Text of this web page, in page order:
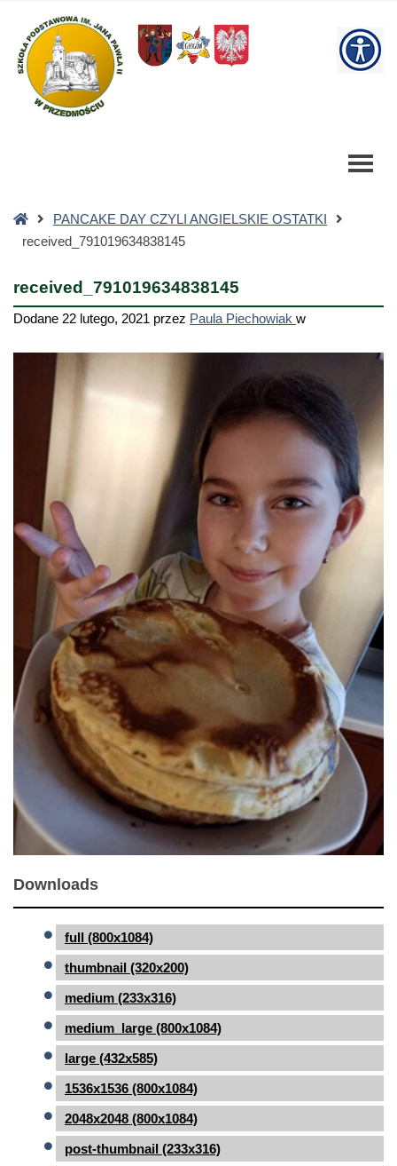
Szkoła
Podstawowa
Strona
główna
PANCAKE DAY CZYLI ANGIELSKIE OSTATKI
received_791019634838145
received_791019634838145
Dodane 22 lutego, 2021 przez Paula Piechowiak w
Downloads
full (800x1084)
thumbnail (320x200)
medium (233x316)
medium_large (800x1084)
large (432x585)
1536x1536 (800x1084)
2048x2048 (800x1084)
post-thumbnail (233x316)